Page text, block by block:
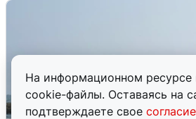
На информационном ресурсе
cookie-файлы. Оставаясь на
подтверждаете свое согласие